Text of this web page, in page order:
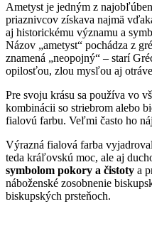
Ametyst je jedným z
priaznivcov získava najmä
aj historickému významu a
Názov „ametyst“ pochádza z
znamená „neopojný“ – starí
opilosťou, zlou mysľou aj
Pre svoju krásu sa používa vo
kombinácii so striebrom alebo
fialovú farbu. Veľmi často ho
Výrazná fialová farba
teda kráľovskú moc, ale aj
symbolom pokory a čistoty a
náboženské zosobnenie
biskupských prsteňoch.